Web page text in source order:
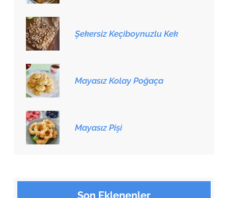
Şekersiz Keçiboynuzlu Kek
Mayasız Kolay Poğaça
Mayasız Pişi
Son Eklenenler